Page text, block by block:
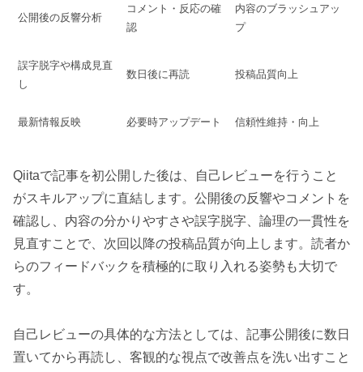
公開後の反響分析
コメント・反応の確
認
内容のブラッシュアッ
プ
誤字脱字や構成見直
し
数日後に再読 投稿品質向上
最新情報反映 必要時アップデート 信頼性維持・向上
Qiitaで記事を初公開した後は、自己レビューを行うこと
がスキルアップに直結します。公開後の反響やコメントを
確認し、内容の分かりやすさや誤字脱字、論理の一貫性を
見直すことで、次回以降の投稿品質が向上します。読者か
らのフィードバックを積極的に取り入れる姿勢も大切で
す。
自己レビューの具体的な方法としては、記事公開後に数日
置いてから再読し、客観的な視点で改善点を洗い出すこと